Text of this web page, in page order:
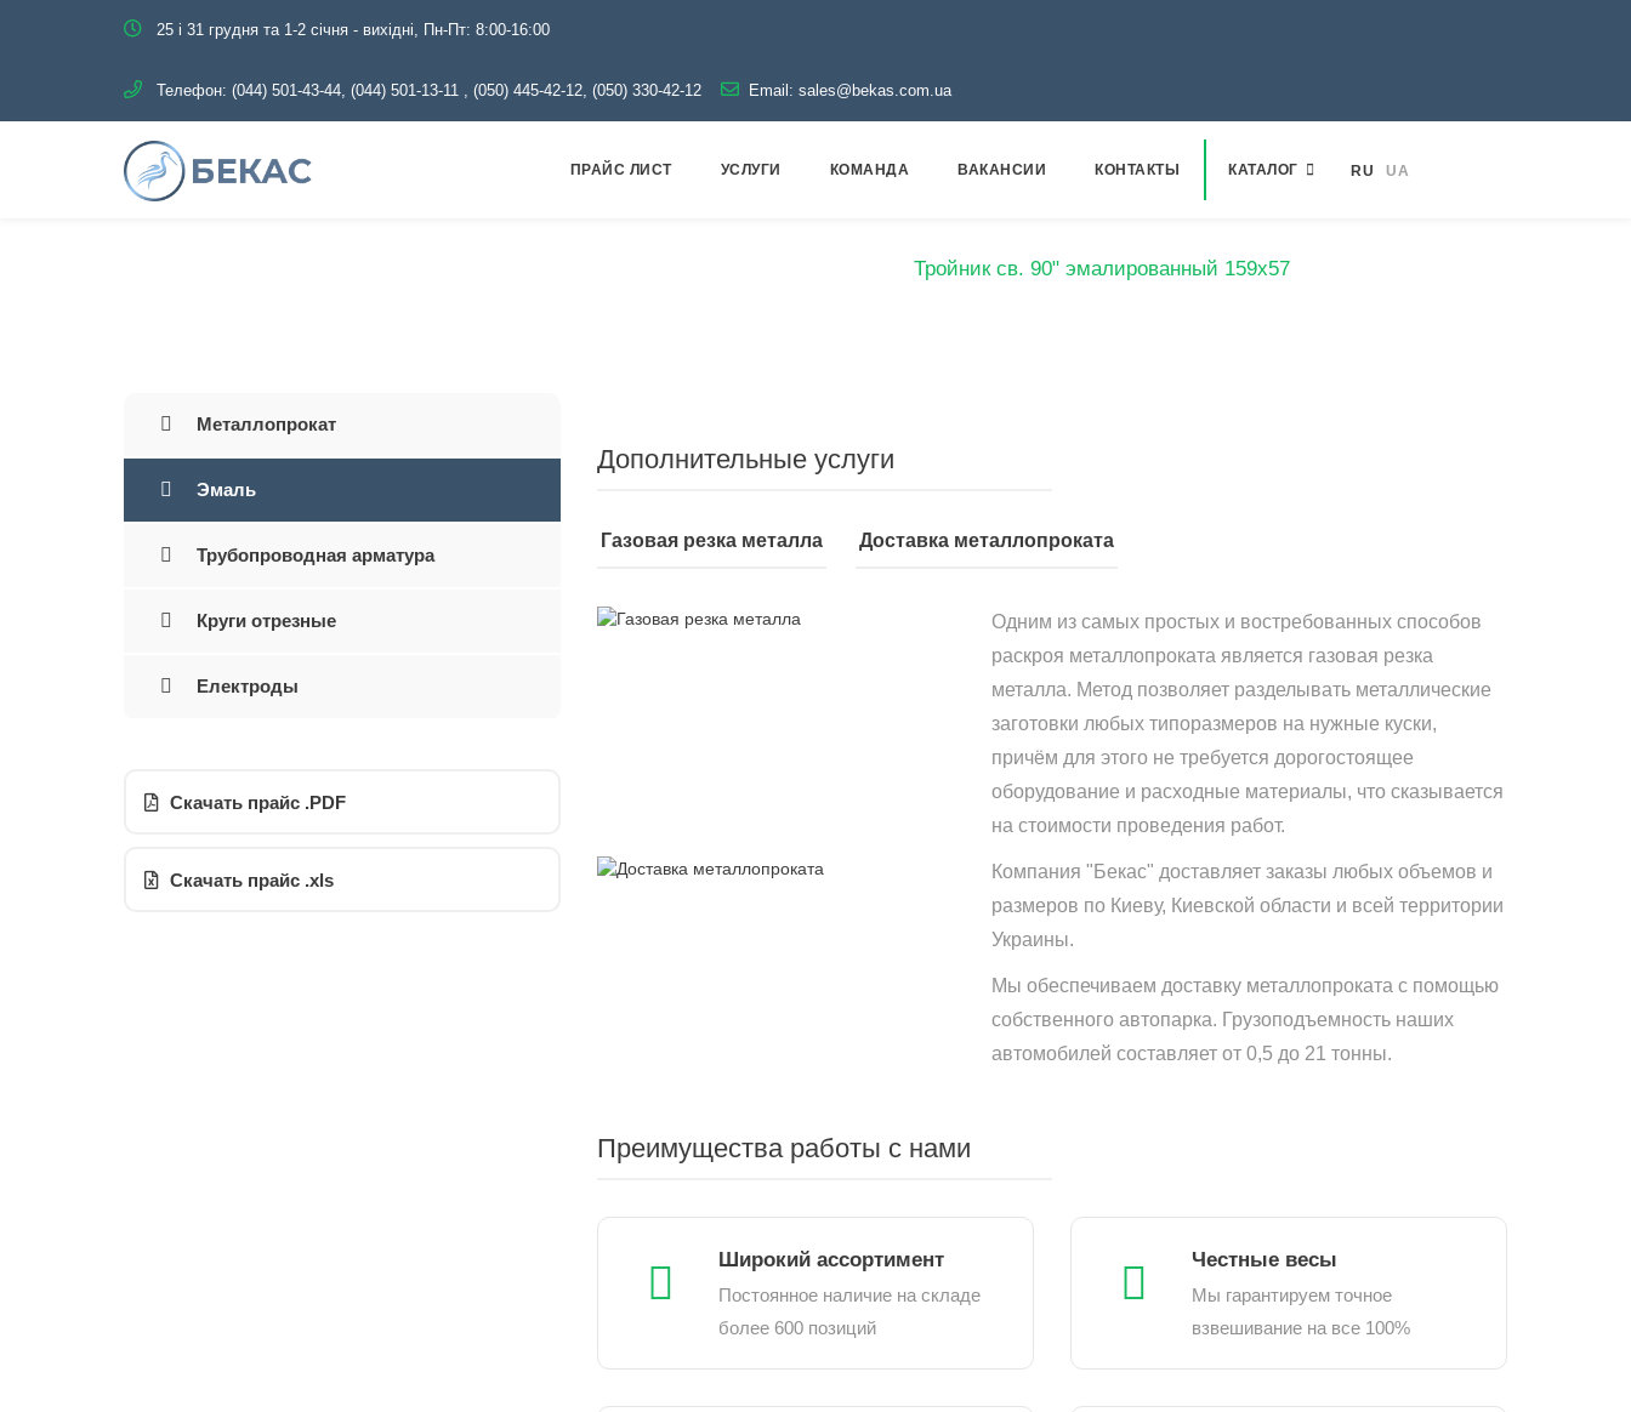
25 і 31 грудня та 1-2 січня - вихідні, Пн-Пт: 8:00-16:00
Телефон: (044) 501-43-44, (044) 501-13-11 , (050) 445-42-12, (050) 330-42-12 Email: sales@bekas.com.ua
ПРАЙС ЛИСТ УСЛУГИ КОМАНДА ВАКАНСИИ КОНТАКТЫ КАТАЛОГ RU UA
Тройник св. 90" эмалированный 159х57
Металлопрокат
Эмаль
Трубопроводная арматура
Круги отрезные
Електроды
Скачать прайс .PDF
Скачать прайс .xls
Дополнительные услуги
Газовая резка металла Доставка металлопроката
Одним из самых простых и востребованных способов
раскроя металлопроката является газовая резка
металла. Метод позволяет разделывать металлические
заготовки любых типоразмеров на нужные куски,
причём для этого не требуется дорогостоящее
оборудование и расходные материалы, что сказывается
на стоимости проведения работ.
Компания "Бекас" доставляет заказы любых объемов и
размеров по Киеву, Киевской области и всей территории
Украины.
Мы обеспечиваем доставку металлопроката с помощью
собственного автопарка. Грузоподъемность наших
автомобилей составляет от 0,5 до 21 тонны.
Преимущества работы с нами
Широкий ассортимент
Постоянное наличие на складе
более 600 позиций
Честные весы
Мы гарантируем точное
взвешивание на все 100%